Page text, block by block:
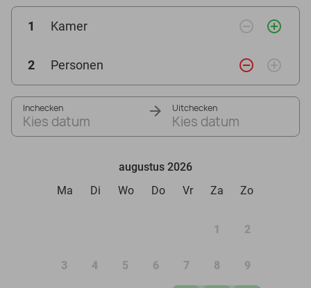
1 Kamer remove_circle_outline add_circle_outline
2 Personen remove_circle_outline add_circle_outline
Inchecken
Kies datum
Uitchecken
Kies datum
augustus 2026
Ma
Di Wo Do Vr Za Zo
1 2
3 4 5 6 7 8 9